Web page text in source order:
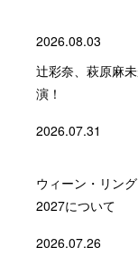
2026.08.03
辻彩奈、萩原麻
演！
2026.07.31
ウィーン・リン
2027について
2026.07.26